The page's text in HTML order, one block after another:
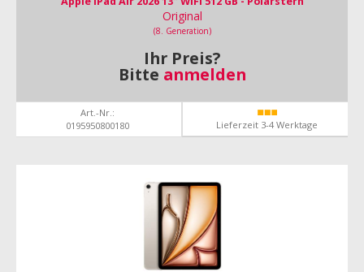
Original
(8. Generation)
Ihr Preis?
Bitte anmelden
Art.-Nr.:
0195950800180
Lieferzeit 3-4 Werktage